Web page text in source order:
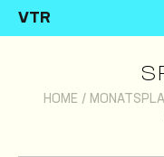
VTR
HOME /